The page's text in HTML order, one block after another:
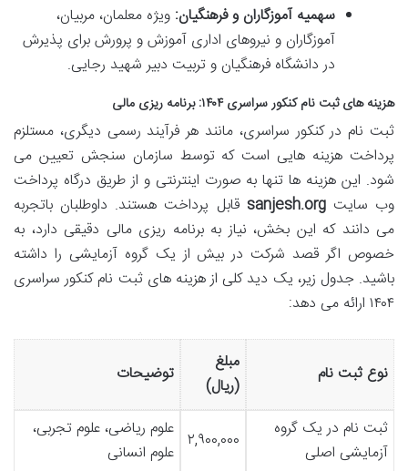
سهمیه آموزگاران و فرهنگیان: ویژه معلمان، مربیان،
آموزگاران و نیروهای اداری آموزش و پرورش برای پذیرش
در دانشگاه فرهنگیان و تربیت دبیر شهید رجایی.
هزینه های ثبت نام کنکور سراسری ۱۴۰۴: برنامه ریزی مالی
ثبت نام در کنکور سراسری، مانند هر فرآیند رسمی دیگری، مستلزم
پرداخت هزینه هایی است که توسط سازمان سنجش تعیین می
شود. این هزینه ها تنها به صورت اینترنتی و از طریق درگاه پرداخت
وب سایتsanjesh.org قابل پرداخت هستند. داوطلبان باتجربه
می دانند که این بخش، نیاز به برنامه ریزی مالی دقیقی دارد، به
خصوص اگر قصد شرکت در بیش از یک گروه آزمایشی را داشته
باشید. جدول زیر، یک دید کلی از هزینه های ثبت نام کنکور سراسری
۱۴۰۴ ارائه می دهد:
نوع ثبت نام
مبلغ
(ریال)
توضیحات
ثبت نام در یک گروه
آزمایشی اصلی
۲,۹۰۰,۰۰۰ علوم ریاضی، علوم تجربی،
علوم انسانی